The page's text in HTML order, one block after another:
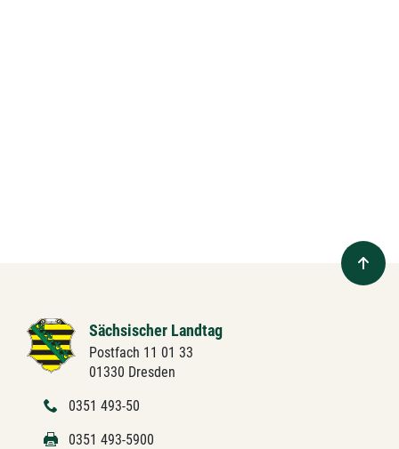
Sächsischer Landtag
Postfach 11 01 33
01330 Dresden
0351 493-50
0351 493-5900